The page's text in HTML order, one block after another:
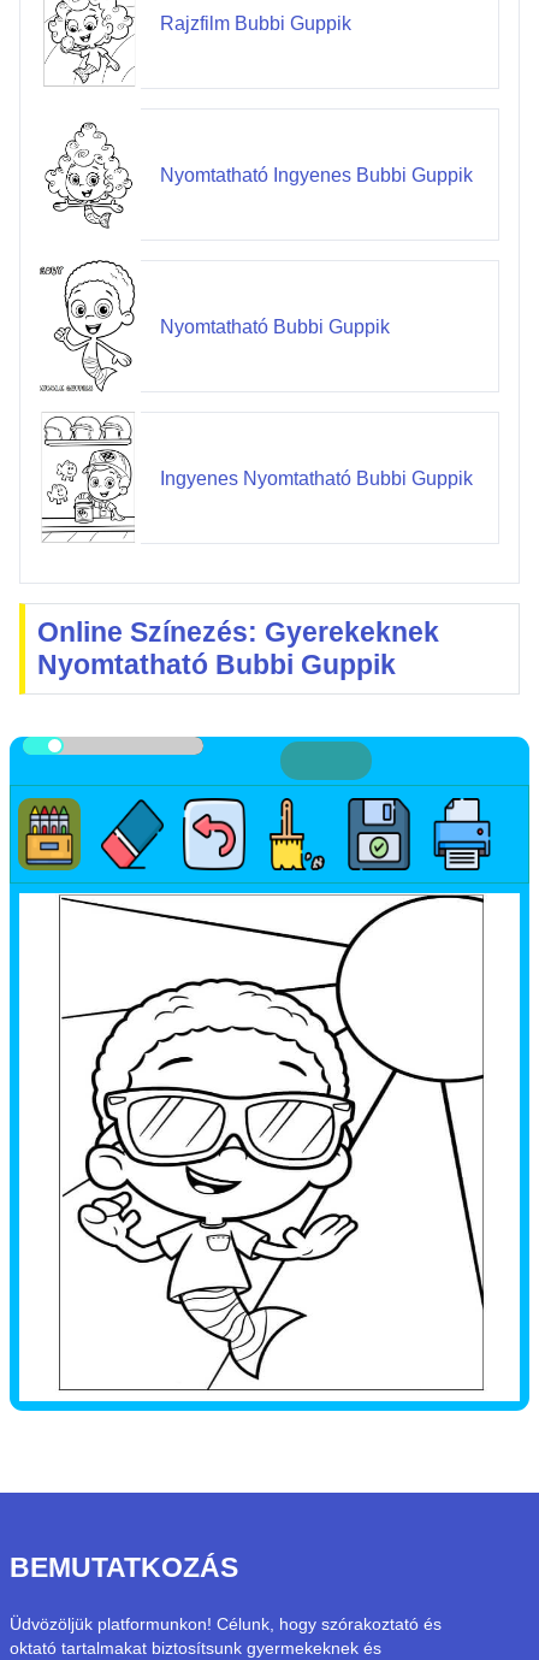
Rajzfilm Bubbi Guppik
Nyomtatható Ingyenes Bubbi Guppik
Nyomtatható Bubbi Guppik
Ingyenes Nyomtatható Bubbi Guppik
Online Színezés: Gyerekeknek
Nyomtatható Bubbi Guppik
BEMUTATKOZÁS
Üdvözöljük platformunkon! Célunk, hogy szórakoztató és
oktató tartalmakat biztosítsunk gyermekeknek és